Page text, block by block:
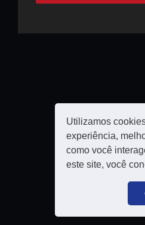
Utilizamos
experiência,
como você
este site, você
Política